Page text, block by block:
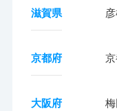
滋賀県
京都府
大阪府 梅